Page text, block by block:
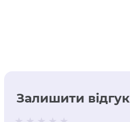
Залишити відгук